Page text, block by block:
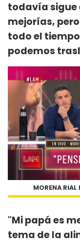
todavía sigue
mejorías,
todo el
podemos
MORENA
"Mi papá es
tema de la